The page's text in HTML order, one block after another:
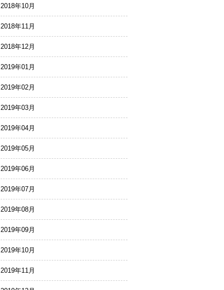
2018年10月
2018年11月
2018年12月
2019年01月
2019年02月
2019年03月
2019年04月
2019年05月
2019年06月
2019年07月
2019年08月
2019年09月
2019年10月
2019年11月